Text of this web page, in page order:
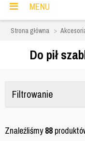
MENU
Strona główna
Do pił
Filtrowanie
Znaleźliśmy88